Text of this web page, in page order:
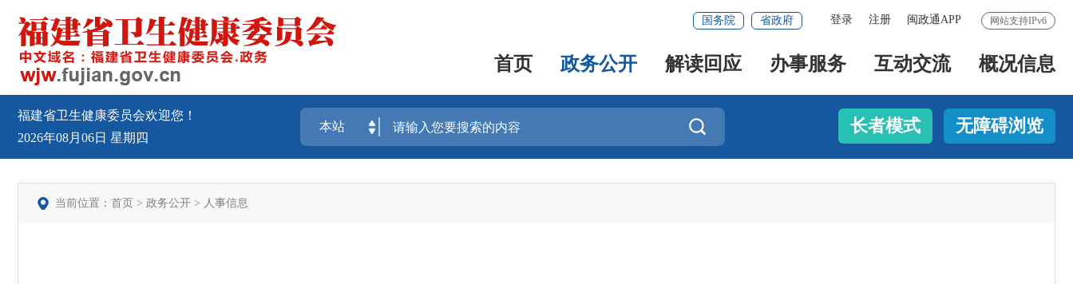
网站支持IPv6
登录 注册 闽政通APP
国务院 省政府
首页 政务公开 解读回应 办事服务 互动交流 概况信息
福建省卫生健康委员会欢迎您！
2026年08月06日 星期四
 长者模式 无障碍浏览
当前位置： 首页 > 政务公开 > 人事信息